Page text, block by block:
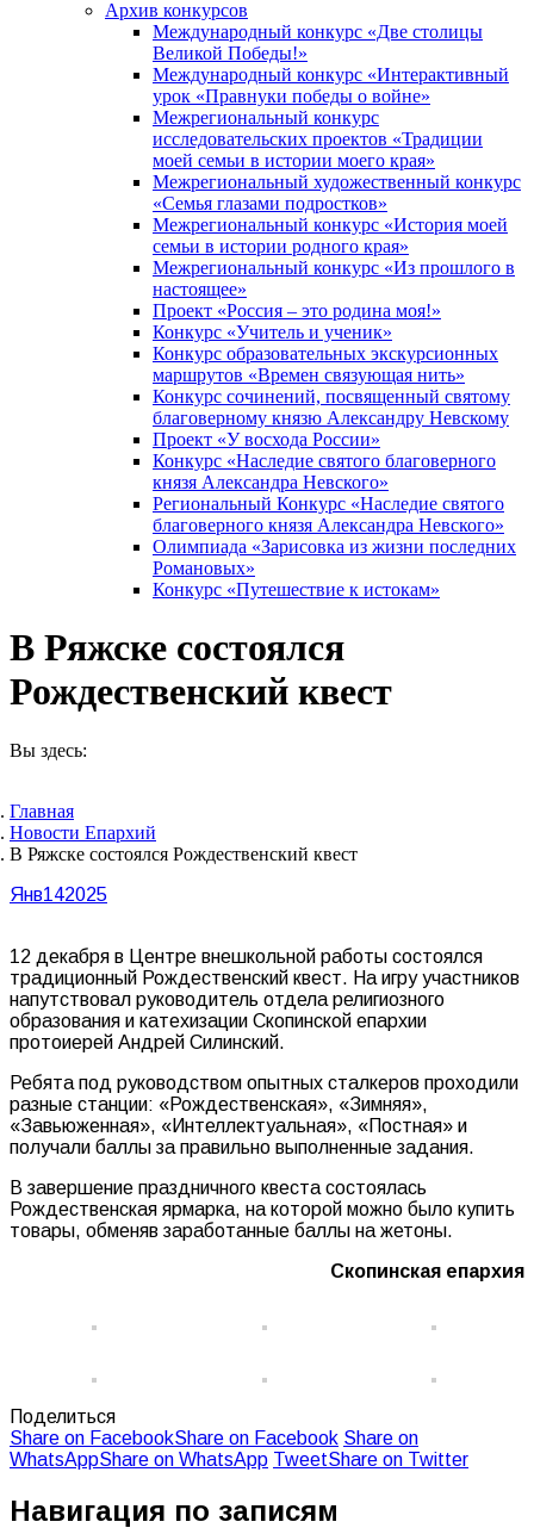
Архив конкурсов
Международный конкурс «Две столицы
Великой Победы!»
Международный конкурс «Интерактивный
урок «Правнуки победы о войне»
Межрегиональный конкурс
исследовательских проектов «Традиции
моей семьи в истории моего края»
Межрегиональный художественный конкурс
«Семья глазами подростков»
Межрегиональный конкурс «История моей
семьи в истории родного края»
Межрегиональный конкурс «Из прошлого в
настоящее»
Проект «Россия – это родина моя!»
Конкурс «Учитель и ученик»
Конкурс образовательных экскурсионных
маршрутов «Времен связующая нить»
Конкурс сочинений, посвященный святому
благоверному князю Александру Невскому
Проект «У восхода России»
Конкурс «Наследие святого благоверного
князя Александра Невского»
Региональный Конкурс «Наследие святого
благоверного князя Александра Невского»
Олимпиада «Зарисовка из жизни последних
Романовых»
Конкурс «Путешествие к истокам»
В Ряжске состоялся
Рождественский квест
Вы здесь:
Главная
Новости Епархий
В Ряжске состоялся Рождественский квест
Янв142025
12 декабря в Центре внешкольной работы состоялся
традиционный Рождественский квест. На игру участников
напутствовал руководитель отдела религиозного
образования и катехизации Скопинской епархии
протоиерей Андрей Силинский.
Ребята под руководством опытных сталкеров проходили
разные станции: «Рождественская», «Зимняя»,
«Завьюженная», «Интеллектуальная», «Постная» и
получали баллы за правильно выполненные задания.
В завершение праздничного квеста состоялась
Рождественская ярмарка, на которой можно было купить
товары, обменяв заработанные баллы на жетоны.
Скопинская епархия
Поделиться
Share on FacebookShare on Facebook Share on
WhatsAppShare on WhatsApp TweetShare on Twitter
Навигация по записям